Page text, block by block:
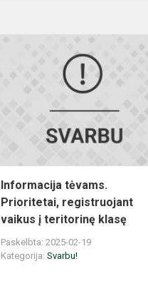
Informacija tėvams.
Prioritetai, registruojant
vaikus į teritorinę klasę
Paskelbta: 2025-02-19
Kategorija:Svarbu!